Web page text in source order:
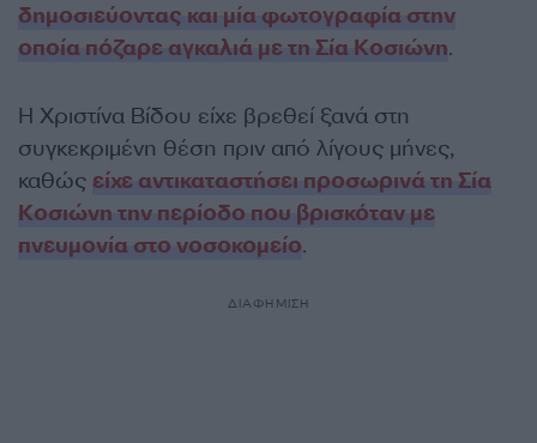
δημοσιεύοντας και μία φωτογραφία στην
οποία πόζαρε αγκαλιά με τη Σία Κοσιώνη.
Η Χριστίνα Βίδου είχε βρεθεί ξανά στη
συγκεκριμένη θέση πριν από λίγους μήνες,
καθώς είχε αντικαταστήσει προσωρινά τη Σία
Κοσιώνη την περίοδο που βρισκόταν με
πνευμονία στο νοσοκομείο.
ΔΙΑΦΗΜΙΣΗ